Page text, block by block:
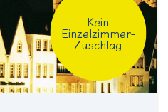
Kein
Einzelzimmer-
Zuschlag